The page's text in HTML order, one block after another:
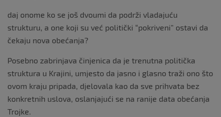
daj onome ko se još dvoumi da podrži vladajuću
strukturu, a one koji su već politički “pokriveni” ostavi da
čekaju nova obećanja?
Posebno zabrinjava činjenica da je trenutna politička
struktura u Krajini, umjesto da jasno i glasno traži ono što
ovom kraju pripada, djelovala kao da sve prihvata bez
konkretnih uslova, oslanjajući se na ranije data obećanja
Trojke.